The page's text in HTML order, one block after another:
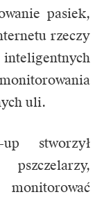
pasiek,
rzeczy
uli.
up stworzył